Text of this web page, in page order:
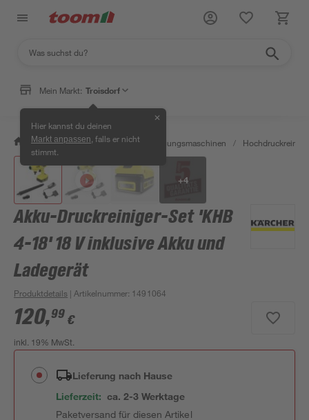
Mein Markt: Troisdorf
Hier kannst du deinen
Markt anpassen , falls er nicht
stimmt.
✕
/ Werkstatt & Maschinen / Reinigungsmaschinen /
+4
Akku-Druckreiniger-Set 'KHB
4-18' 18 V inklusive Akku und
Ladegerät
Produktdetails | Artikelnummer: 1491064
120,99 €
inkl. 19% MwSt.
Lieferung nach Hause
Lieferzeit: ca. 2-3 Werktage
Paketversand für diesen Artikel